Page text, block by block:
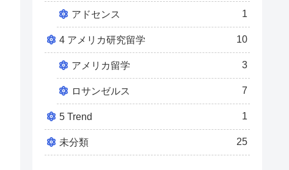
アドセンス 1
4 アメリカ研究留学 10
アメリカ留学 3
ロサンゼルス 7
5 Trend 1
未分類 25